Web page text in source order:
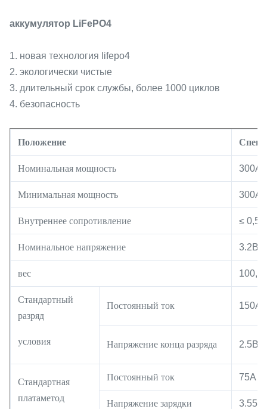
аккумулятор LiFePO4
1. новая технология lifepo4
2. экологически чистые
3. длительный срок службы, более 1000 циклов
4. безопасность
Положение
Номинальная мощность 300Ач
Минимальная мощность 300Ач
Внутреннее сопротивление ≤ 0,5
Номинальное напряжение 3.2В
вес
Стандартный
разряд
условия
Постоянный ток 150A
Напряжение конца разряда 2.5В
Стандартная
платаметод
Постоянный ток 75А
Напряжение зарядки 3.55В